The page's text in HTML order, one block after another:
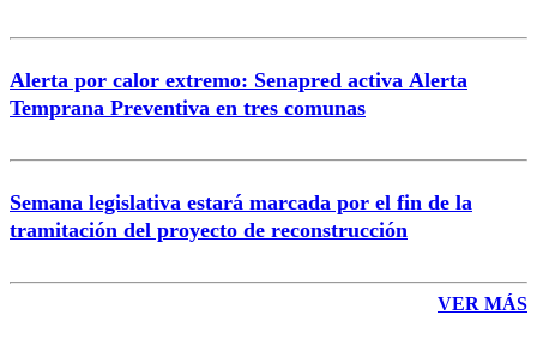
Alerta por calor extremo: Senapred activa Alerta
Temprana Preventiva en tres comunas
Semana legislativa estará marcada por el fin de la
tramitación del proyecto de reconstrucción
VER MÁS